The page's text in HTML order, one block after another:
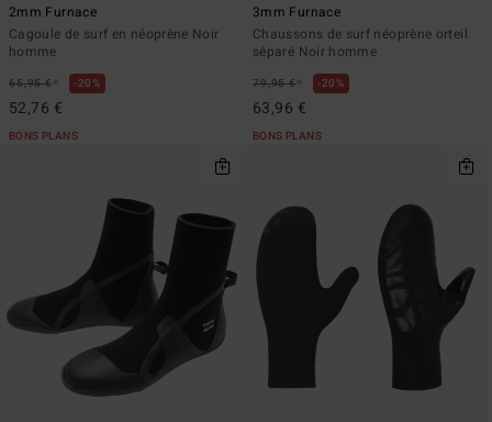
2mm Furnace
Cagoule de surf en néoprène Noir
homme
65,95 €* 20%
52,76 €
BONS PLANS
3mm Furnace
Chaussons de surf néoprène orteil
séparé Noir homme
79,95 €* 20%
63,96 €
BONS PLANS